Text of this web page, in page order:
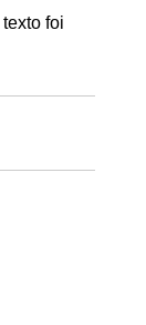
foi